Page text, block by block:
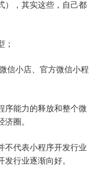
），其实这些，自己都
；
信小店、官方微信小程
序能力的释放和整个微
圈。
不代表小程序开发行业
行业逐渐向好。